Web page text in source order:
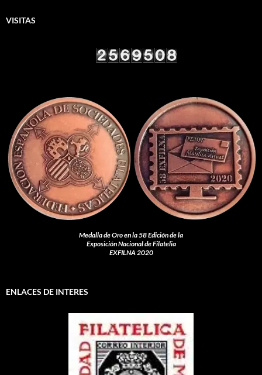
VISITAS
Medalla de Oro en la 58 Edición de la
Exposición Nacional de Filatelia
EXFILNA 2020
ENLACES DE INTERES